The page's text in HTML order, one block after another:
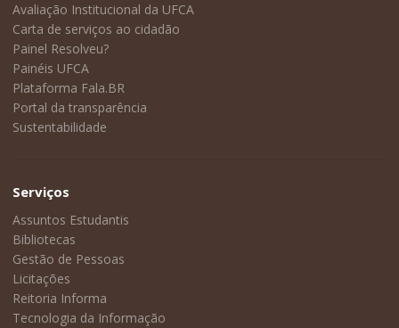
Avaliação Institucional da UFCA
Carta de serviços ao cidadão
Painel Resolveu?
Painéis UFCA
Plataforma Fala.BR
Portal da transparência
Sustentabilidade
Serviços
Assuntos Estudantis
Bibliotecas
Gestão de Pessoas
Licitações
Reitoria Informa
Tecnologia da Informação